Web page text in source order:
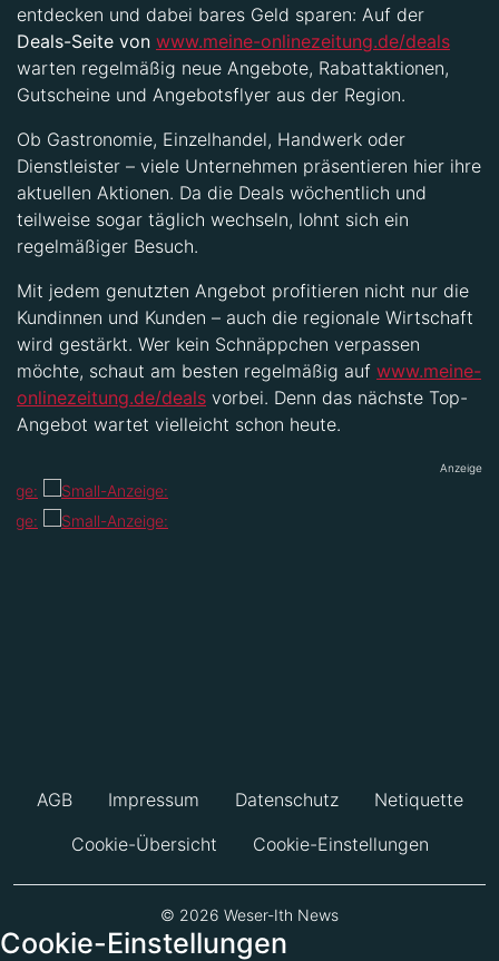
entdecken und dabei bares Geld sparen: Auf der
Deals-Seite von www.meine-onlinezeitung.de/deals
warten regelmäßig neue Angebote, Rabattaktionen,
Gutscheine und Angebotsflyer aus der Region.
Ob Gastronomie, Einzelhandel, Handwerk oder
Dienstleister – viele Unternehmen präsentieren hier ihre
aktuellen Aktionen. Da die Deals wöchentlich und
teilweise sogar täglich wechseln, lohnt sich ein
regelmäßiger Besuch.
Mit jedem genutzten Angebot profitieren nicht nur die
Kundinnen und Kunden – auch die regionale Wirtschaft
wird gestärkt. Wer kein Schnäppchen verpassen
möchte, schaut am besten regelmäßig auf www.meine-
onlinezeitung.de/deals vorbei. Denn das nächste Top-
Angebot wartet vielleicht schon heute.
Anzeige
AGB Impressum Datenschutz
Netiquette
Cookie-Übersicht
Cookie-Einstellungen
© 2026 Weser-Ith News
Cookie-Einstellungen